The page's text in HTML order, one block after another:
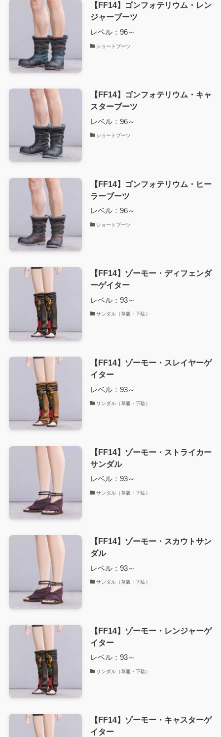
【FF14】ゴンフォテリウム・レン
ジャーブーツ
レベル：96～
ショートブーツ
【FF14】ゴンフォテリウム・キャ
スターブーツ
レベル：96～
ショートブーツ
【FF14】ゴンフォテリウム・ヒー
ラーブーツ
レベル：96～
ショートブーツ
【FF14】ゾーモー・ディフェンダ
ーゲイター
レベル：93～
サンダル（草履・下駄）
【FF14】ゾーモー・スレイヤーゲ
イター
レベル：93～
サンダル（草履・下駄）
【FF14】ゾーモー・ストライカー
サンダル
レベル：93～
サンダル（草履・下駄）
【FF14】ゾーモー・スカウトサン
ダル
レベル：93～
サンダル（草履・下駄）
【FF14】ゾーモー・レンジャーゲ
イター
レベル：93～
サンダル（草履・下駄）
【FF14】ゾーモー・キャスターゲ
イター